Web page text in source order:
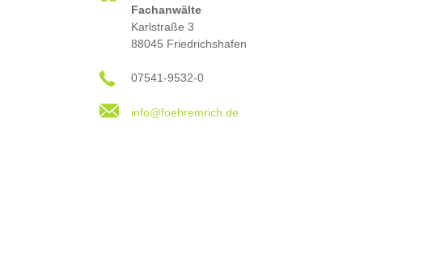
Fachanwälte
Karlstraße 3
88045 Friedrichshafen
07541-9532-0
info@foehremrich.de